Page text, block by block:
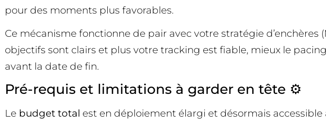
pour des moments plus favorables.
Ce mécanisme fonctionne de pair avec votre stratégie d’enchères
objectifs sont clairs et plus votre tracking est fiable, mieux le
avant la date de fin.
Pré-requis et limitations à garder en tête ⚙️
Le budget total est en déploiement élargi et désormais